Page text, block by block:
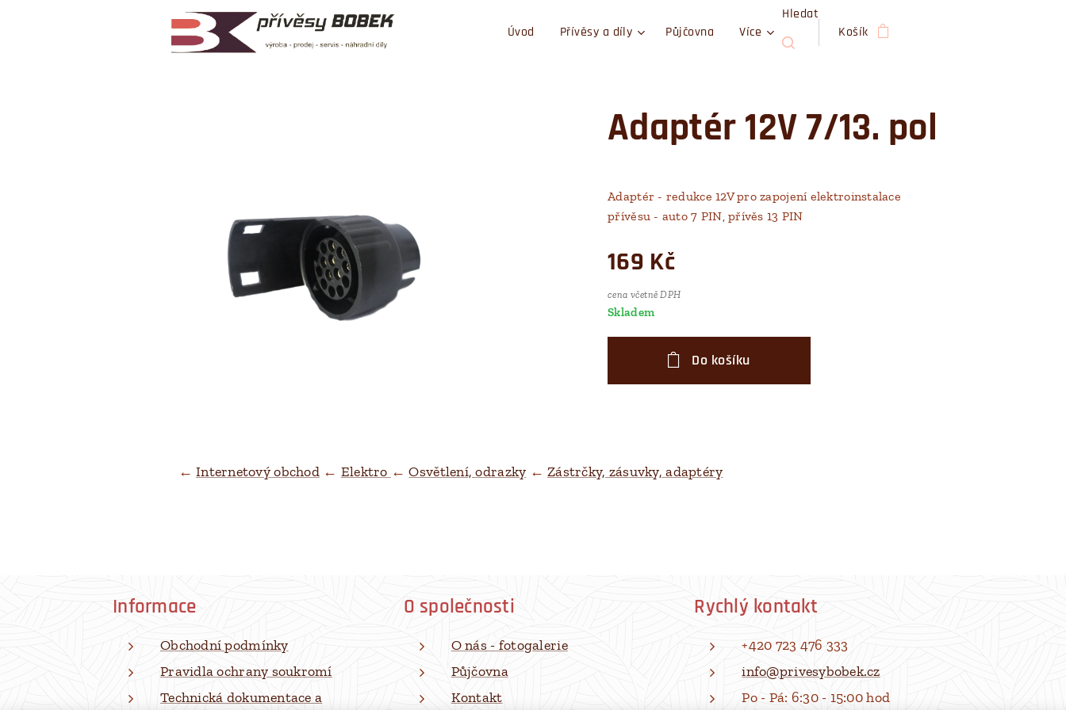
Úvod Přívěsy a díly Půjčovna Více
Hledat
Košík
Adaptér 12V 7/13. pol
Adaptér - redukce 12V pro zapojení elektroinstalace
přívěsu - auto 7 PIN, přívěs 13 PIN
169 Kč
cena včetně DPH
Skladem
Do košíku
←Internetový obchod← Elektro ←Osvětlení, odrazky ←Zástrčky, zásuvky, adaptéry
Informace
Obchodní podmínky
Pravidla ochrany soukromí
Technická dokumentace a
O společnosti
O nás - fotogalerie
Půjčovna
Kontakt
Rychlý kontakt
+420 723 476 333
info@privesybobek.cz
Po - Pá: 6:30 - 15:00 hod